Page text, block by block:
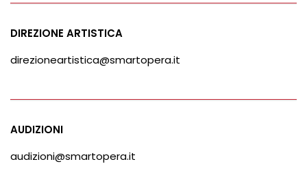
DIREZIONE ARTISTICA
direzioneartistica@smartopera.it
AUDIZIONI
audizioni@smartopera.it